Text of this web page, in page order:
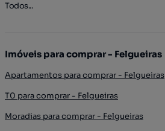
Todos...
Imóveis para comprar - Felgueiras
Apartamentos para comprar - Felgueiras
T0 para comprar - Felgueiras
Moradias para comprar - Felgueiras